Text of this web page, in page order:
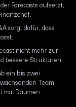
Forecasts aufsetzt,
sorgt dafür, dass
nicht mehr zur
bessere Strukturen.
ein bis zwei
Team
mal Daumen